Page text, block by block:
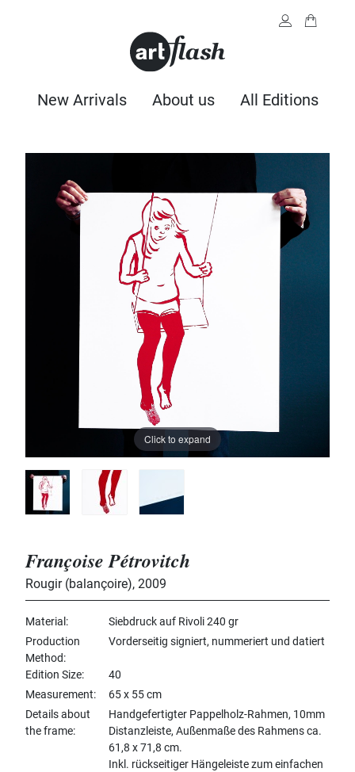
New Arrivals About us All Editions
Click to expand
Françoise Pétrovitch
Rougir (balançoire), 2009
Material
Siebdruck auf Rivoli 240 gr
Production
Method
Vorderseitig signiert, nummeriert und datiert
Edition Size
40
Measurement
65 x 55 cm
Details about
the frame
Handgefertigter Pappelholz-Rahmen, 10mm
Distanzleiste, Außenmaße des Rahmens ca.
61,8 x 71,8 cm.
Inkl. rückseitiger Hängeleiste zum einfachen